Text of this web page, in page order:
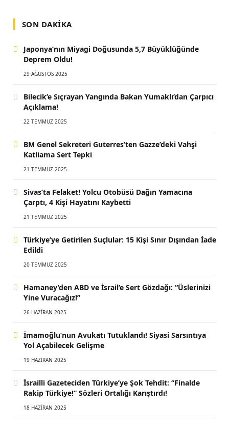
SON DAKIKA
Japonya’nın Miyagi Doğusunda 5,7 Büyüklüğünde
Deprem Oldu!
29 AĞUSTOS 2025
Bilecik’e Sıçrayan Yangında Bakan Yumaklı’dan Çarpıcı
Açıklama!
22 TEMMUZ 2025
BM Genel Sekreteri Guterres’ten Gazze’deki Vahşi
Katliama Sert Tepki
21 TEMMUZ 2025
Sivas’ta Felaket! Yolcu Otobüsü Dağın Yamacına
Çarptı, 4 Kişi Hayatını Kaybetti
21 TEMMUZ 2025
Türkiye’ye Getirilen Suçlular: 15 Kişi Sınır Dışından İade
Edildi
20 TEMMUZ 2025
Hamaney’den ABD ve İsrail’e Sert Gözdağı: “Üslerinizi
Yine Vuracağız!”
26 HAZIRAN 2025
İmamoğlu’nun Avukatı Tutuklandı! Siyasi Sarsıntıya
Yol Açabilecek Gelişme
19 HAZIRAN 2025
İsrailli Gazeteciden Türkiye’ye Şok Tehdit: “Finalde
Rakip Türkiye!” Sözleri Ortalığı Karıştırdı!
18 HAZIRAN 2025